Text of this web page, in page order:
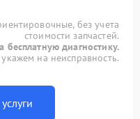
без учета
стоимости запчастей.
бесплатную диагностику.
на неисправность.